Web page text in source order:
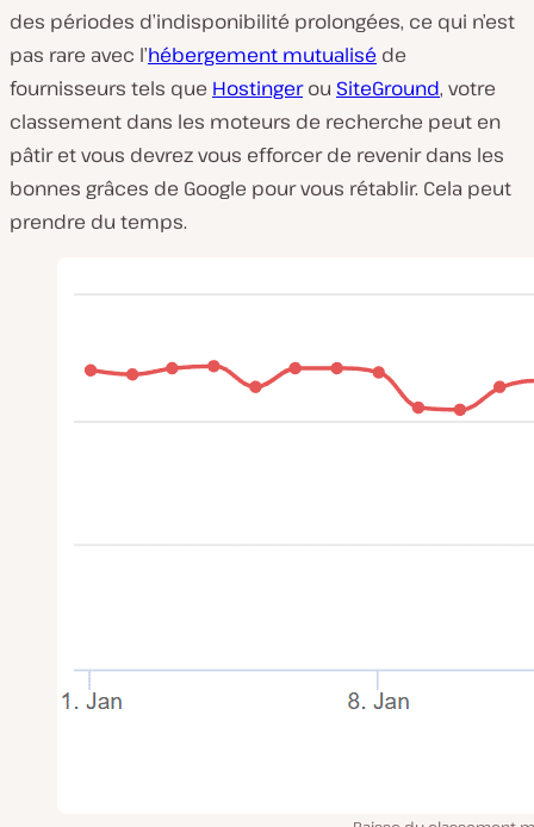
des périodes d’indisponibilité prolongées, ce qui n’est
pas rare avec l’hébergement mutualisé de
fournisseurs tels que Hostingerou SiteGround, votre
classement dans les moteurs de recherche peut en
pâtir et vous devrez vous efforcer de revenir dans les
bonnes grâces de Google pour vous rétablir. Cela peut
prendre du temps.